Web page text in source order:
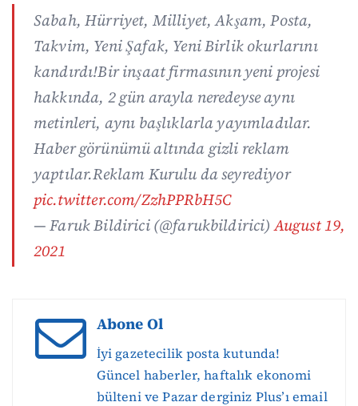
Sabah, Hürriyet, Milliyet, Akşam, Posta,
Takvim, Yeni Şafak, Yeni Birlik okurlarını
kandırdı!Bir inşaat firmasının yeni projesi
hakkında, 2 gün arayla neredeyse aynı
metinleri, aynı başlıklarla yayımladılar.
Haber görünümü altında gizli reklam
yaptılar.Reklam Kurulu da seyrediyor
pic.twitter.com/ZzhPPRbH5C
— Faruk Bildirici (@farukbildirici)August 19,
2021
Abone Ol
İyi gazetecilik posta kutunda!
Güncel haberler, haftalık ekonomi
bülteni ve Pazar derginiz Plus’ı email